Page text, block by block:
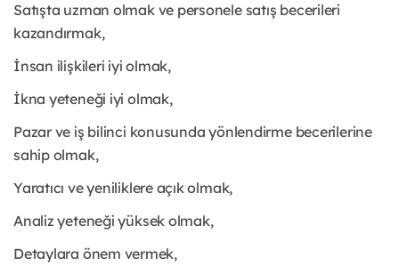
Satışta uzman olmak ve personele satış becerileri
kazandırmak,
İnsan ilişkileri iyi olmak,
İkna yeteneği iyi olmak,
Pazar ve iş bilinci konusunda yönlendirme becerilerine
sahip olmak,
Yaratıcı ve yeniliklere açık olmak,
Analiz yeteneği yüksek olmak,
Detaylara önem vermek,